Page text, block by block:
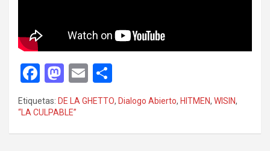
F
a
ce
b
M
a
st
o
E
m
ail
o
m
p
Etiquetas: DE LA GHETTO, Dialogo Abierto, HITMEN, WISIN,
“LA CULPABLE”